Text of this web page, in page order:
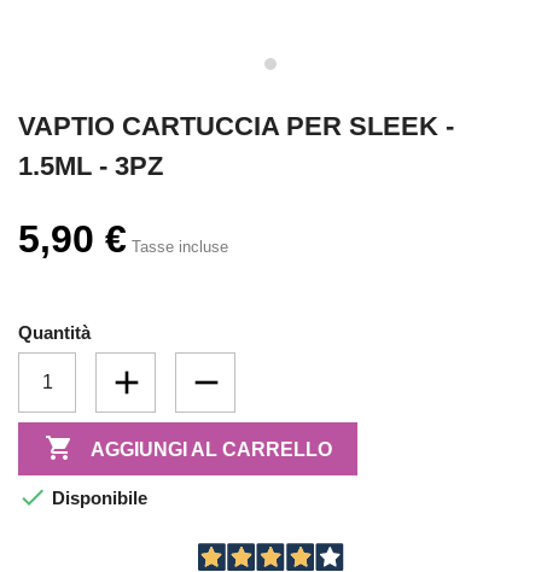
VAPTIO CARTUCCIA PER SLEEK -
1.5ML - 3PZ
5,90 € Tasse incluse
Quantità
 AGGIUNGI AL CARRELLO
 Disponibile